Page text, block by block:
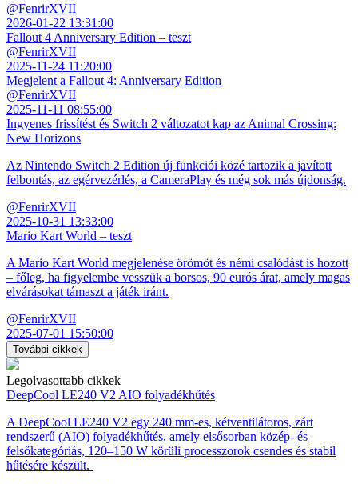
@FenrirXVII
2026-01-22 13:31:00
Fallout 4 Anniversary Edition – teszt
@FenrirXVII
2025-11-24 11:20:00
Megjelent a Fallout 4: Anniversary Edition
@FenrirXVII
2025-11-11 08:55:00
Ingyenes frissítést és Switch 2 változatot kap az Animal Crossing:
New Horizons
Az Nintendo Switch 2 Edition új funkciói közé tartozik a javított
felbontás, az egérvezérlés, a CameraPlay és még sok más újdonság.
@FenrirXVII
2025-10-31 13:33:00
Mario Kart World – teszt
A Mario Kart World megjelenése örömöt és némi csalódást is hozott
– főleg, ha figyelembe vesszük a borsos, 90 eurós árat, amely magas
elvárásokat támaszt a játék iránt.
@FenrirXVII
2025-07-01 15:50:00
További cikkek
Legolvasottabb cikkek
DeepCool LE240 V2 AIO folyadékhűtés
A DeepCool LE240 V2 egy 240 mm-es, kétventilátoros, zárt
rendszerű (AIO) folyadékhűtés, amely elsősorban közép- és
felsőkategóriás, 120–150 W körüli processzorok csendes és stabil
hűtésére készült.